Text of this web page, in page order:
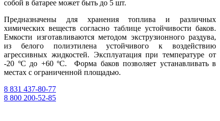
собой в батарее может быть до 5 шт.
Предназначены для хранения топлива и различных
химических веществ согласно таблице устойчивости баков.
Емкости изготавливаются методом экструзионного раздува,
из белого полиэтилена устойчивого к воздействию
агрессивных жидкостей. Эксплуатация при температуре от
-20 ºС до +60 ºС. Форма баков позволяет устанавливать в
местах с ограниченной площадью.
8 831 437-80-77
8 800 200-52-85